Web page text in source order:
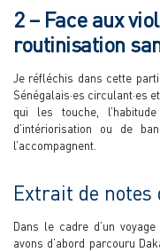
2 – Face aux
routinisation
Je réfléchis dans cette
Sénégalais·es circulant·es
qui les touche,
d’intériorisation ou de
l’accompagnent.
Extrait de
Dans le cadre d’un
avons d’abord parcouru